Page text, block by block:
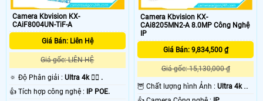
Camera Kbvision KX-
CAiF8004UN-TiF-A
Giá Bán: Liên Hệ
Giá gốc: LIÊN HỆ
🔅 Độ Phân giải : Ultra 4k 👍🏾 .
👍 Tích hợp công nghệ : IP POE.
Camera Kbvision KX-
CAi8205MN2-A 8.0MP Công Nghệ
IP
Giá Bán: 9,834,500 ₫
Giá gốc: 15,130,000 ₫
🦉 Chất lượng hình Ảnh :Ultra 4k 👍🏾
.